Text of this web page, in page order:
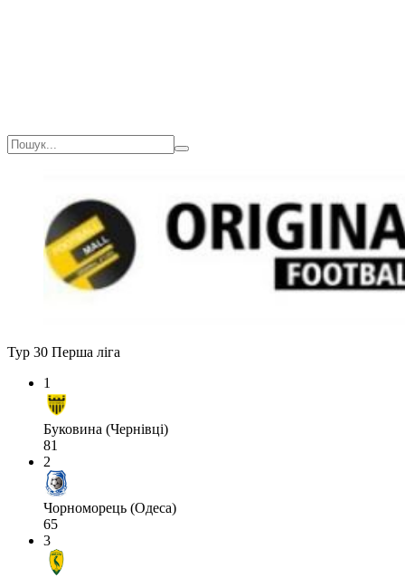
Тур 30 Перша ліга
1
Буковина (Чернівці)
81
2
Чорноморець (Одеса)
65
3